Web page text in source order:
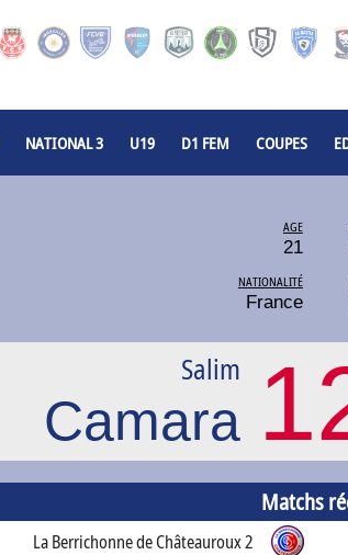
NATIONAL 3 U19 D1 FEM COUPES
AGE
21
NATIONALITÉ
France
Salim
Camara
Matchs
La Berrichonne de Châteauroux 2